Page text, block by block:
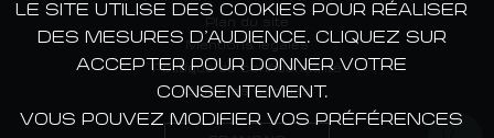
LE SITE UTILISE DES COOKIES POUR RÉALISER
DES MESURES D’AUDIENCE. CLIQUEZ SUR
ACCEPTER POUR DONNER VOTRE
CONSENTEMENT.
VOUS POUVEZ MODIFIER VOS PRÉFÉRENCES
Plan du site
Mentions légales
Politique de confidentialité
Gérer les cookies